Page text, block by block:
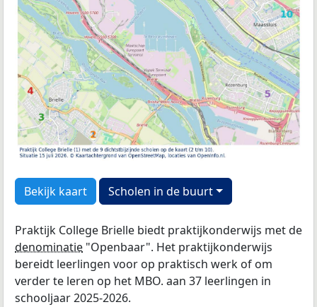
Bekijk kaart Scholen in de buurt
Praktijk College Brielle biedt praktijkonderwijs met de
denominatie "Openbaar". Het praktijkonderwijs
bereidt leerlingen voor op praktisch werk of om
verder te leren op het MBO. aan 37 leerlingen in
schooljaar 2025-2026.